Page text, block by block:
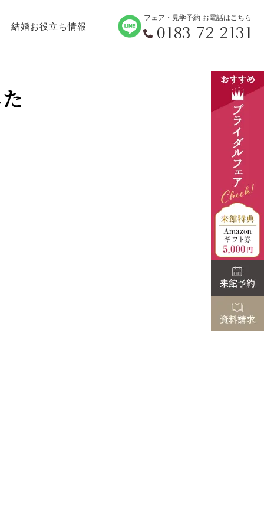
結婚お役立ち情報
フェア・見学予約 お電話はこちら
0183-72-2131